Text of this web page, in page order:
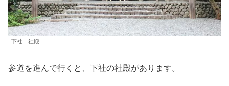
下社 社殿
参道を進んで行くと、下社の社殿があります。